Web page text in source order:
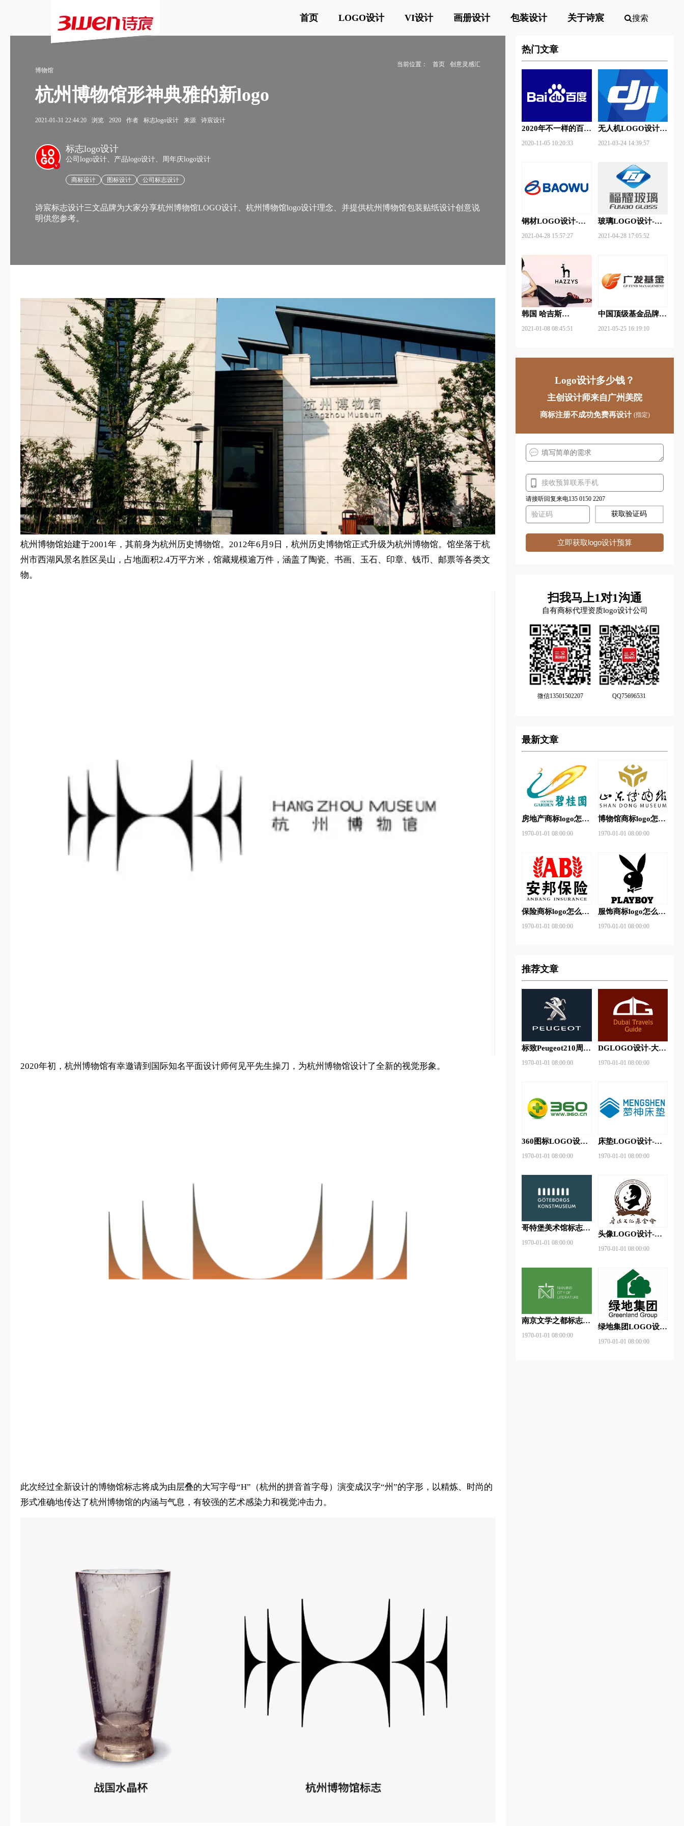
首页 LOGO设计 VI设计 画册设计 包装设计 关于诗宸 搜索
当前位置： 首页
创意灵感汇
博物馆
杭州博物馆形神典雅的新logo
2021-01-31 22:44:20 浏览 2920 作者 标志logo设计 来源 诗宸设计
v
标志logo设计
公司logo设计、产品logo设计、周年庆logo设计
商标设计 图标设计 公司标志设计
诗宸标志设计三文品牌为大家分享杭州博物馆LOGO设计、杭州博物馆logo设计理念、并提供杭州博物馆包装贴纸设计创意说
明供您参考。
杭州博物馆始建于2001年，其前身为杭州历史博物馆。2012年6月9日，杭州历史博物馆正式升级为杭州博物馆。馆坐落于杭
州市西湖风景名胜区吴山，占地面积2.4万平方米，馆藏规模逾万件，涵盖了陶瓷、书画、玉石、印章、钱币、邮票等各类文
物。
2020年初，杭州博物馆有幸邀请到国际知名平面设计师何见平先生操刀，为杭州博物馆设计了全新的视觉形象。
此次经过全新设计的博物馆标志将成为由层叠的大写字母“H”（杭州的拼音首字母）演变成汉字“州”的字形，以精炼、时尚的
形式准确地传达了杭州博物馆的内涵与气息，有较强的艺术感染力和视觉冲击力。
热门文章
2020年不一样的百度
2020-11-05 10:20:33
无人机LOGO设计-
计
2021-03-24 14:39:57
钢材LOGO设计-宝
2021-04-28 15:57:27
玻璃LOGO设计-
logo设计
2021-04-28 17:05:52
韩国 哈吉斯
更新LOGO
2021-01-08 08:45:51
中国顶级基金品牌
领先品牌
2021-05-25 16:19:10
Logo设计多少钱？
主创设计师来自广州美院
商标注册不成功免费再设计 (指定)
请接听回复来电135 0150 2207
获取验证码
立即获取logo设计预算
扫我马上1对1沟通
自有商标代理资质logo设计公司
微信13501502207 QQ75696531
最新文章
房地产商标logo怎么
地品牌logo设计
1970-01-01 08:00:00
博物馆商标logo怎么
首都博物馆品牌logo
1970-01-01 08:00:00
保险商标logo怎么
保险品牌logo设计
1970-01-01 08:00:00
服饰商标logo怎么
品牌logo设计
1970-01-01 08:00:00
推荐文章
标致Peugeot210周年
1970-01-01 08:00:00
DGLOGO设计-大观
1970-01-01 08:00:00
360图标LOGO设计-
logo设计
1970-01-01 08:00:00
床垫LOGO设计-梦
1970-01-01 08:00:00
哥特堡美术馆标志
1970-01-01 08:00:00
头像LOGO设计-鲁
计
1970-01-01 08:00:00
南京文学之都标志
1970-01-01 08:00:00
绿地集团LOGO设
logo设计
1970-01-01 08:00:00